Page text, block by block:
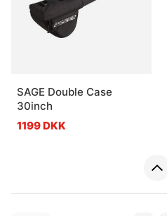
SAGE Double Case
30inch
1199 DKK